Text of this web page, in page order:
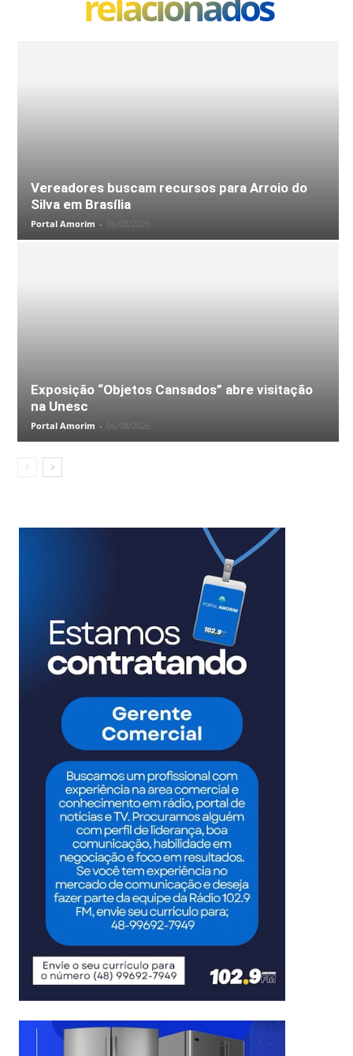
Foto: Divulgação/Prefeitura de Timbé do Sul
Vereadores buscam recursos para Arroio do
Silva em Brasília
Portal Amorim - 06/08/2026
Exposição “Objetos Cansados” abre visitação
na Unesc
Portal Amorim - 06/08/2026